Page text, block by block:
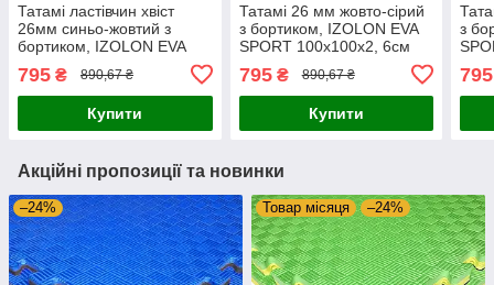
Татамі ластівчин хвіст
26мм синьо-жовтий з
бортиком, IZOLON EVA
795 ₴ 890,67 ₴
Купити
Татамі 26 мм жовто-сірий
з бортиком, IZOLON EVA
SPORT 100х100х2, 6см
795₴ 890,67 ₴
Купити
з
795
Акційні пропозиції та новинки
–24% Товар місяця –24%